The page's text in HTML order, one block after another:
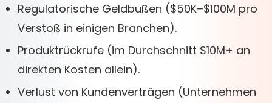
Regulatorische Geldbußen ($50K–$100M pro
Verstoß in einigen Branchen).
Produktrückrufe (im Durchschnitt $10M+ an
direkten Kosten allein).
Verlust von Kundenverträgen (Unternehmen